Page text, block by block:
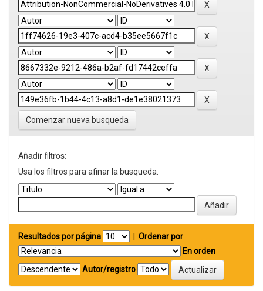
Comenzar nueva busqueda
Añadir filtros:
Usa los filtros para afinar la busqueda.
Resultados por página
Ordenar por
En orden
Autor/registro